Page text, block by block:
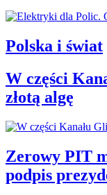
Polska i świat
W części
złotą algę
Zerowy PIT
podpis